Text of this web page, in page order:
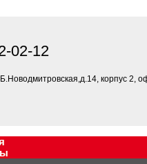
02-12
корпус 2,